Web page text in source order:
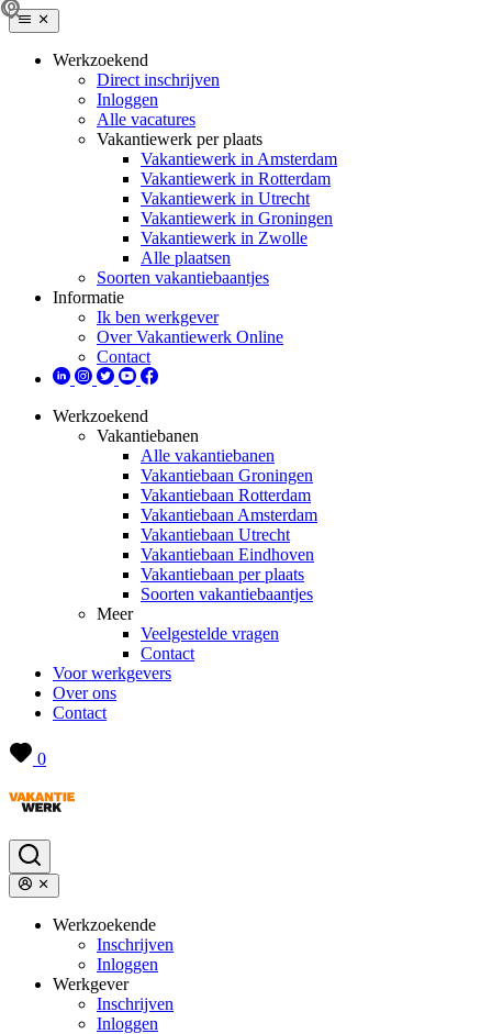
Werkzoekend
Direct inschrijven
Inloggen
Alle vacatures
Vakantiewerk per plaats
Vakantiewerk in Amsterdam
Vakantiewerk in Rotterdam
Vakantiewerk in Utrecht
Vakantiewerk in Groningen
Vakantiewerk in Zwolle
Alle plaatsen
Soorten vakantiebaantjes
Informatie
Ik ben werkgever
Over Vakantiewerk Online
Contact
Werkzoekend
Vakantiebanen
Alle vakantiebanen
Vakantiebaan Groningen
Vakantiebaan Rotterdam
Vakantiebaan Amsterdam
Vakantiebaan Utrecht
Vakantiebaan Eindhoven
Vakantiebaan per plaats
Soorten vakantiebaantjes
Meer
Veelgestelde vragen
Contact
Voor werkgevers
Over ons
Contact
0
Werkzoekende
Inschrijven
Inloggen
Werkgever
Inschrijven
Inloggen